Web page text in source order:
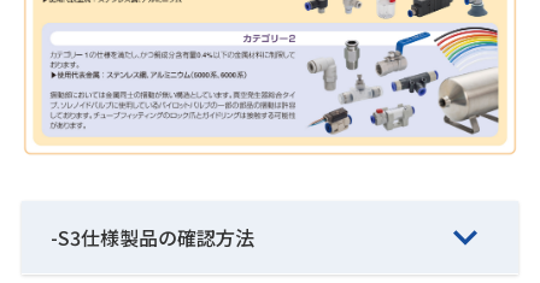
-S3仕様製品の確認方法